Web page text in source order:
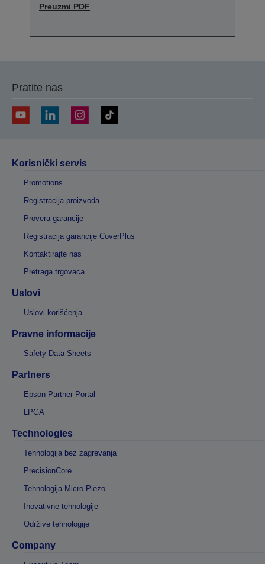
Preuzmi PDF
Pratite nas
Korisnički servis
Promotions
Registracija proizvoda
Provera garancije
Registracija garancije CoverPlus
Kontaktirajte nas
Pretraga trgovaca
Uslovi
Uslovi korišćenja
Pravne informacije
Safety Data Sheets
Partners
Epson Partner Portal
LPGA
Technologies
Tehnologija bez zagrevanja
PrecisionCore
Tehnologija Micro Piezo
Inovativne tehnologije
Održive tehnologije
Company